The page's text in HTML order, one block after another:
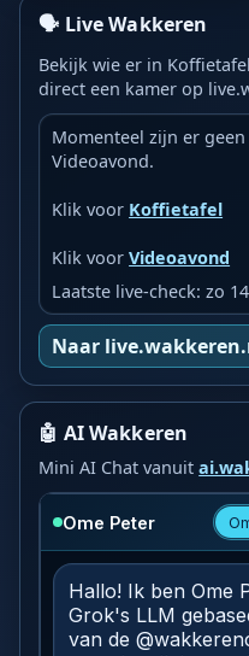
🗣️ Live Wakkeren
Bekijk wie er in
direct een kamer op
Momenteel zijn er
Videoavond.
Klik voor Koffietafel
Klik voorVideoavond
Laatste live-check: zo
Naar
🤖 AI Wakkeren
Mini AI Chat vanuit